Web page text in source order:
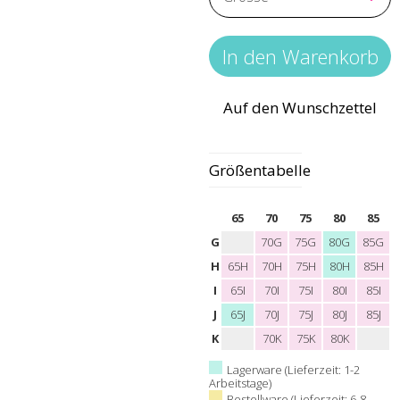
Auf den Wunschzettel
Größentabelle
65 70 75 80
85
G
70G 75G 80G
85G
H
65H 70H 75H 80H
85H
I
65I 70I 75I 80I
85I
J
65J 70J 75J 80J
85J
K
70K 75K
80K
Lagerware (Lieferzeit: 1-2
Arbeitstage)